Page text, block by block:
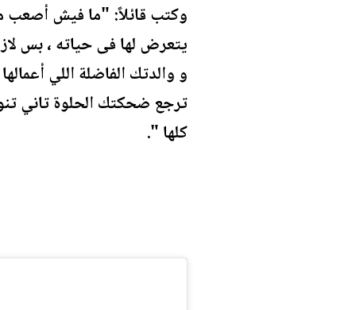
وكتب قائلاً: "ما فيش أصعب
يتعرض لها فى حياته ، بس
و والدتك الفاضلة اللي
ترجع ضحكتك الحلوة تاني
كلها ".